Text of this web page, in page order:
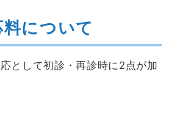
について
として初診・再診時に2点が加